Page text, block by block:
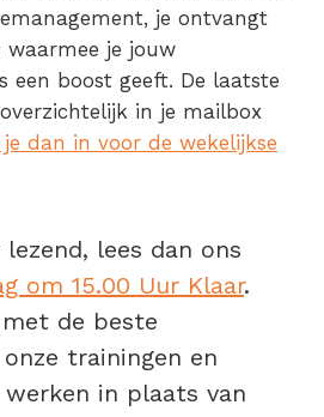
je ontvangt
je jouw
een boost geeft. De laatste
in je mailbox
dan in voor de wekelijkse
lees dan ons
om 15.00 Uur Klaar.
de beste
trainingen en
in plaats van